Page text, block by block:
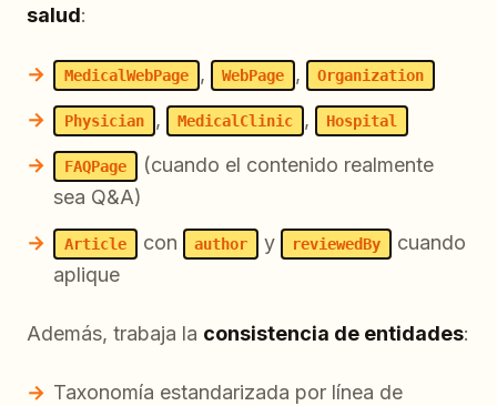
salud:
MedicalWebPage , WebPage , Organization
Physician , MedicalClinic , Hospital
FAQPage
(cuando el contenido realmente
sea Q&A)
Article con author y reviewedBy
cuando
aplique
Además, trabaja la consistencia de entidades:
Taxonomía estandarizada por línea de